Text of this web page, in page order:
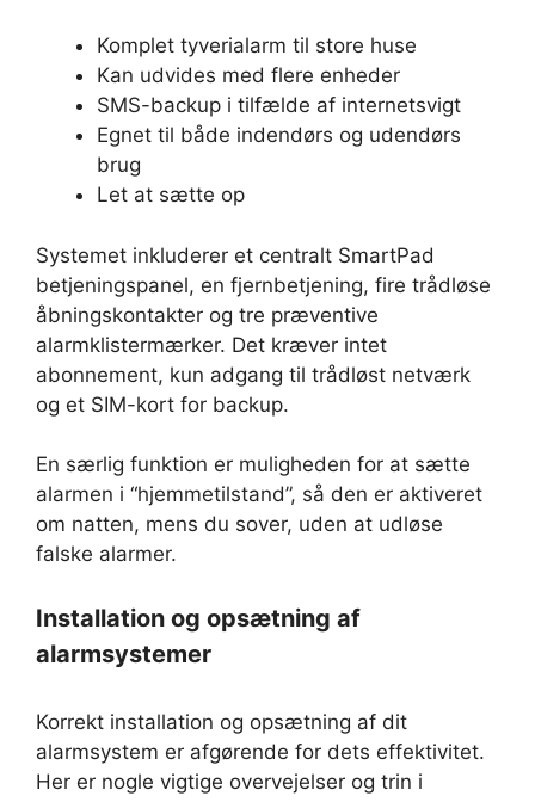
Komplet tyverialarm til store huse
Kan udvides med flere enheder
SMS-backup i tilfælde af internetsvigt
Egnet til både indendørs og udendørs
brug
Let at sætte op
Systemet inkluderer et centralt SmartPad
betjeningspanel, en fjernbetjening, fire trådløse
åbningskontakter og tre præventive
alarmklistermærker. Det kræver intet
abonnement, kun adgang til trådløst netværk
og et SIM-kort for backup.
En særlig funktion er muligheden for at sætte
alarmen i “hjemmetilstand”, så den er aktiveret
om natten, mens du sover, uden at udløse
falske alarmer.
Installation og opsætning af
alarmsystemer
Korrekt installation og opsætning af dit
alarmsystem er afgørende for dets effektivitet.
Her er nogle vigtige overvejelser og trin i